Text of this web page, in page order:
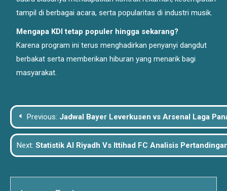
tampil di berbagai acara, serta popularitas di industri musik.
Mengapa KDI tetap populer hingga sekarang?
Karena program ini terus menghadirkan penyanyi dangdut
berbakat serta memberikan hiburan yang menarik bagi
masyarakat.
Post
navigation
Previous: Jadwal Bayer Leverkusen vs Arsenal Laga
Next: Statistik Al Riyadh Vs Ittihad FC Analisis